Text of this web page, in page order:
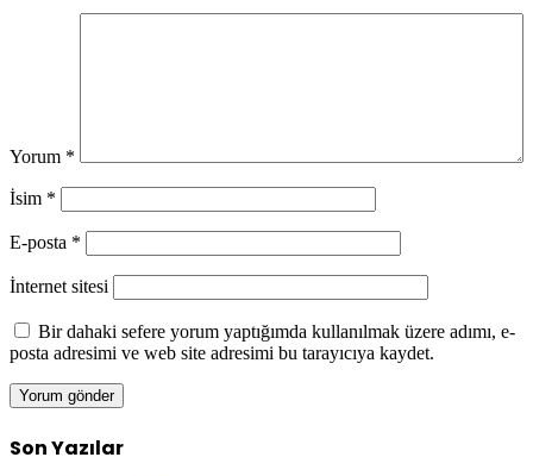
Yorum *
İsim *
E-posta *
İnternet sitesi
Bir dahaki sefere yorum yaptığımda kullanılmak üzere adımı, e-
posta adresimi ve web site adresimi bu tarayıcıya kaydet.
Son Yazılar